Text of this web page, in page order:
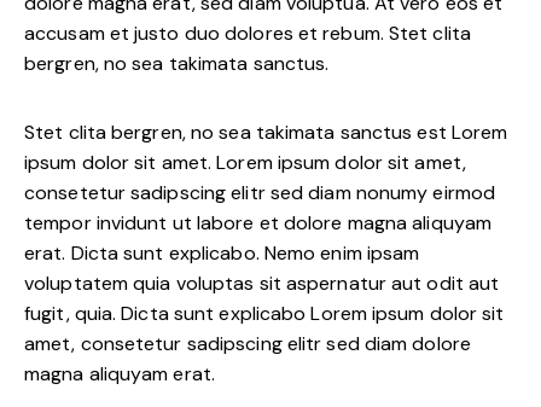
accusam et justo duo dolores et rebum. Stet clita
bergren, no sea takimata sanctus.
Stet clita bergren, no sea takimata sanctus est Lorem
ipsum dolor sit amet. Lorem ipsum dolor sit amet,
consetetur sadipscing elitr sed diam nonumy eirmod
tempor invidunt ut labore et dolore magna aliquyam
erat. Dicta sunt explicabo. Nemo enim ipsam
voluptatem quia voluptas sit aspernatur aut odit aut
fugit, quia. Dicta sunt explicabo Lorem ipsum dolor sit
amet, consetetur sadipscing elitr sed diam dolore
magna aliquyam erat.